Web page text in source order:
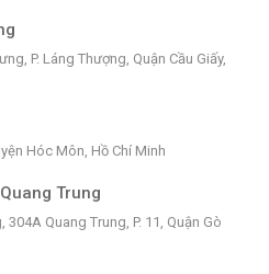
P. Láng Thượng, Quận Cầu Giấy,
Hóc Môn, Hồ Chí Minh
Trung
Quang Trung, P. 11, Quận Gò